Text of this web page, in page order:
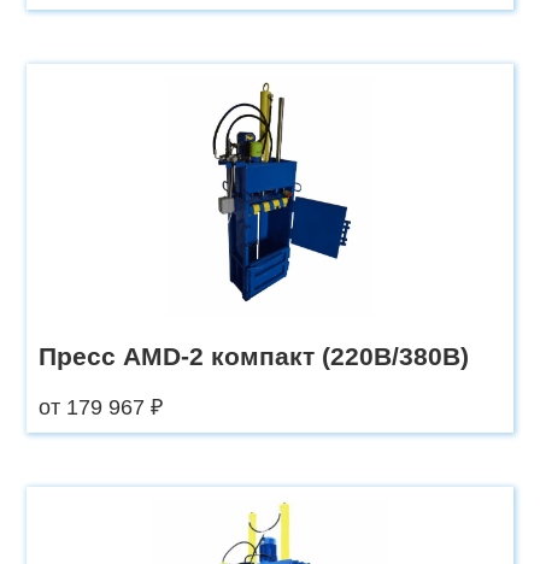
Пресс AMD-2 компакт (220В/380В)
от 179 967 ₽